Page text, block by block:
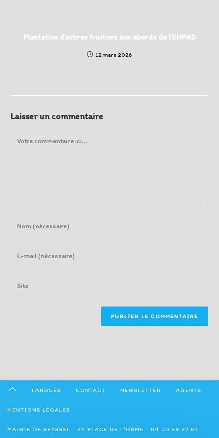
Plantation d’arbres fruitiers aux abords de l’EHPAD
12 mars 2026
Laisser un commentaire
Comment
or
address
LANGUES CONTACT NEWSLETTER AGENTS
MENTIONS LÉGALES
MAIRIE DE SEYSSEL - 24 PLACE DE L'ORME - 04 50 59 27 67 -